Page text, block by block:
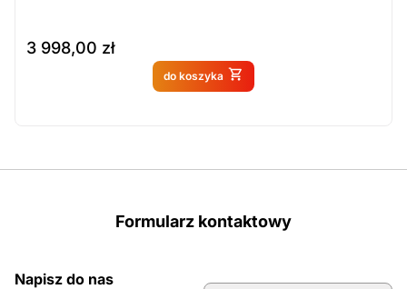
3 998,00 zł
do koszyka
Produkt dostępny na
Formularz kontaktowy
Napisz do nas